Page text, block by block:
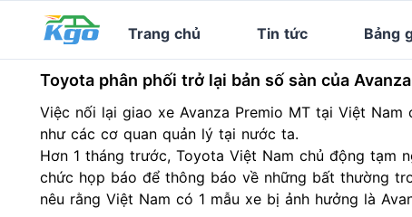
Trang chủ Tin tức Bảng
Toyota phân phối trở lại bản số sàn của
Việc nối lại giao xe Avanza Premio MT tại Việt Nam
như các cơ quan quản lý tại nước ta.
Hơn 1 tháng trước, Toyota Việt Nam chủ động tạm
chức họp báo để thông báo về những bất thường
nêu rằng Việt Nam có 1 mẫu xe bị ảnh hưởng là